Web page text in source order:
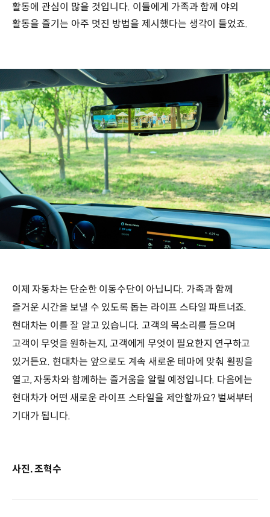
활동에 관심이 많을 것입니다. 이들에게 가족과 함께 야외
활동을 즐기는 아주 멋진 방법을 제시했다는 생각이 들었죠.
이제 자동차는 단순한 이동수단이 아닙니다. 가족과 함께
즐거운 시간을 보낼 수 있도록 돕는 라이프 스타일 파트너죠.
현대차는 이를 잘 알고 있습니다. 고객의 목소리를 들으며
고객이 무엇을 원하는지, 고객에게 무엇이 필요한지 연구하고
있거든요. 현대차는 앞으로도 계속 새로운 테마에 맞춰 휠핑을
열고, 자동차와 함께하는 즐거움을 알릴 예정입니다. 다음에는
현대차가 어떤 새로운 라이프 스타일을 제안할까요? 벌써부터
기대가 됩니다.
사진. 조혁수